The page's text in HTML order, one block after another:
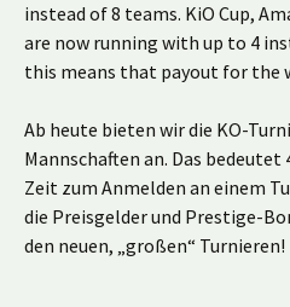
instead of 8 teams. KiO Cup,
are now running with up to 4
this means that payout for the
Ab heute bieten wir die KO-
Mannschaften an. Das
Zeit zum Anmelden an einem
die Preisgelder und Prestige-
den neuen, „großen“ Turnieren!